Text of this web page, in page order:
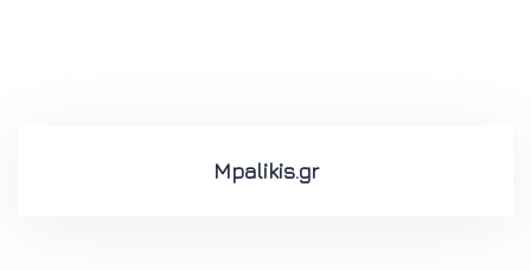
Mpalikis.gr